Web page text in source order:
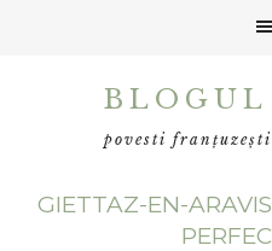
povesti
GIETTAZ-EN-